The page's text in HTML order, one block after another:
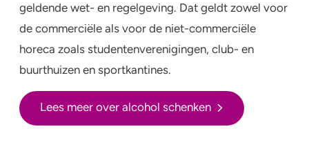
geldende wet- en regelgeving. Dat geldt zowel voor
de commerciële als voor de niet-commerciële
horeca zoals studentenverenigingen, club- en
buurthuizen en sportkantines.
Lees meer over alcohol schenken